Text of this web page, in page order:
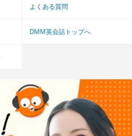
よくある質問
DMM英会話トップへ